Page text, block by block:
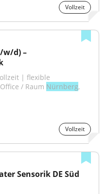
Vollzeit
w/d) –
| flexible
/ Raum Nürnberg,
Vollzeit
Sensorik DE Süd